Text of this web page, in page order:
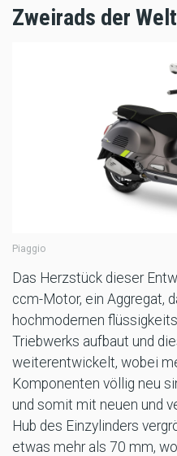
Zweirads der
Piaggio
Das Herzstück dieser
ccm-Motor, ein Aggregat,
hochmodernen
Triebwerks aufbaut und
weiterentwickelt, wobei
Komponenten völlig neu
und somit mit neuen und
Hub des Einzylinders
etwas mehr als 70 mm,